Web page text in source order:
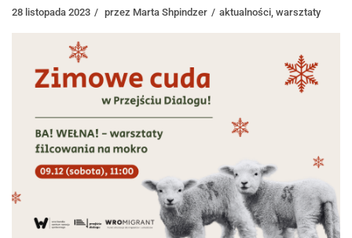
28 listopada 2023 przez Marta Shpindzer aktualności warsztaty